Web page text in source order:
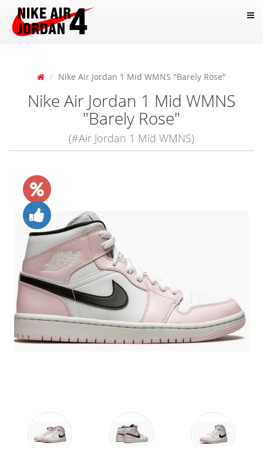
Nike Air Jordan 1 Mid WMNS "Barely Rose"
Nike Air Jordan 1 Mid WMNS
"Barely Rose"
(#Air Jordan 1 Mid WMNS)